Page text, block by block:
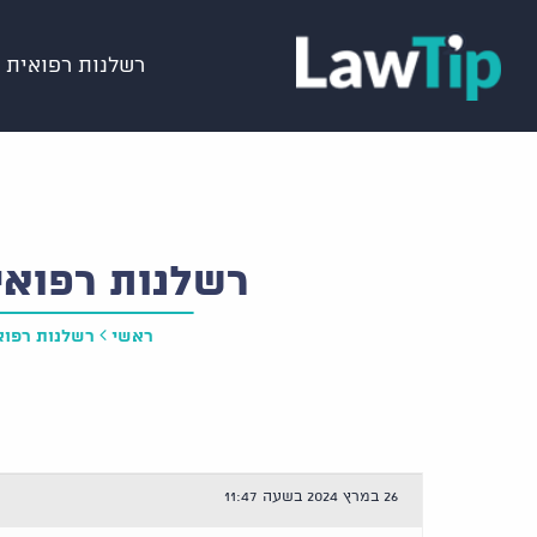
רשלנות רפואית
רשלנות
ראשי רשלנות
26 במרץ 2024 בשעה 11:47